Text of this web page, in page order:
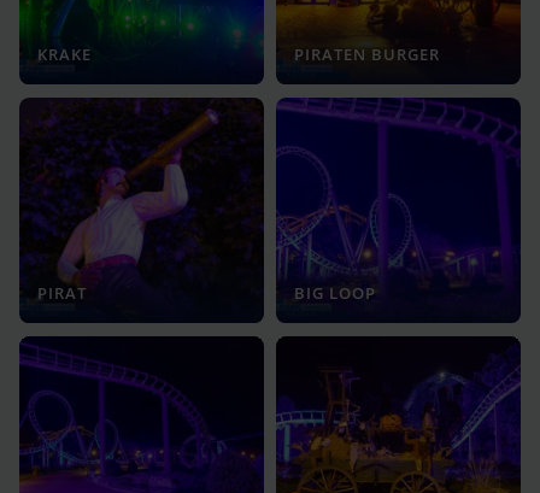
KRAKE PIRATEN BURGER
PIRAT BIG LOOP